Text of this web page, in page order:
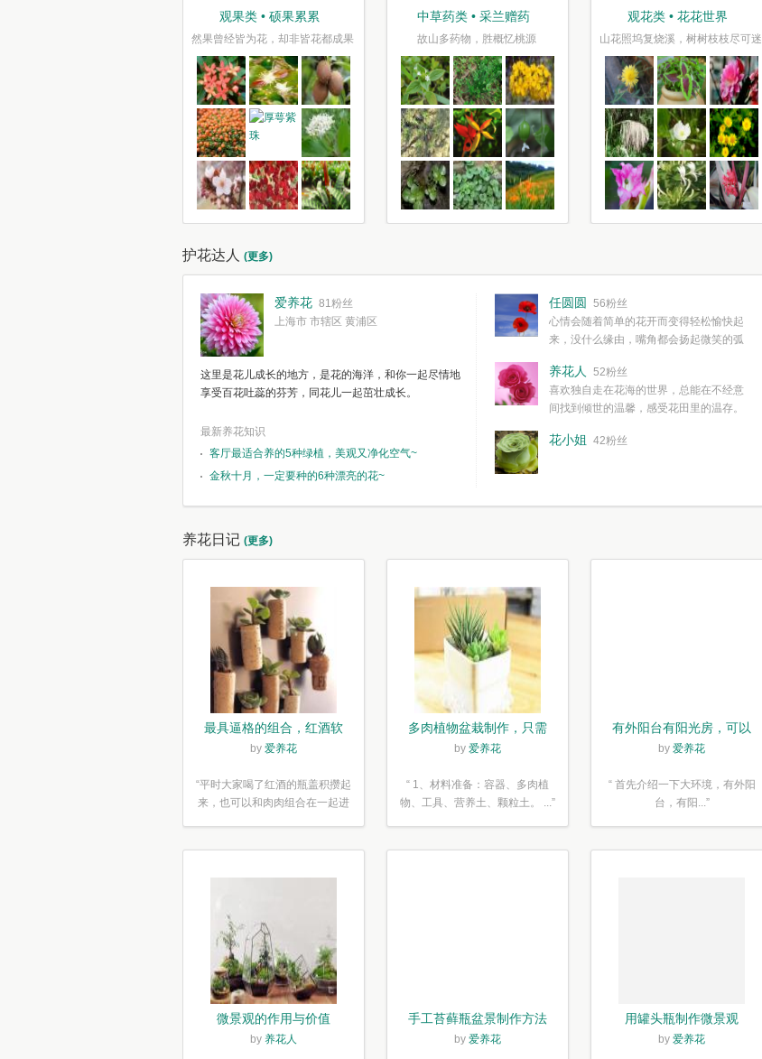
观果类 • 硕果累累
然果曾经皆为花，却非皆花都成果
中草药类 • 采兰赠药
故山多药物，胜概忆桃源
观花类 • 花花世界
山花照坞复烧溪，树树枝枝尽可迷
护花达人 (更多)
爱养花 81粉丝
上海市 市辖区 黄浦区
这里是花儿成长的地方，是花的海洋，和你一起尽情地
享受百花吐蕊的芬芳，同花儿一起茁壮成长。
最新养花知识
客厅最适合养的5种绿植，美观又净化空气~
金秋十月，一定要种的6种漂亮的花~
任圆圆
56粉丝
心情会随着简单的花开而变得轻松愉快起
来，没什么缘由，嘴角都会扬起微笑的弧
简单愉快的心情，这些都不需要想得太多，其实都是
我们自己复杂了生活和心境。
养花人
52粉丝
喜欢独自走在花海的世界，总能在不经意
间找到倾世的温馨，感受花田里的温存。
花小姐 42粉丝
养花日记 (更多)
最具逼格的组合，红酒软
木塞diy多肉植物盆栽
by 爱养花
“平时大家喝了红酒的瓶盖积攒起
来，也可以和肉肉组合在一起进
多肉植物盆栽制作，只需
简单6步
by 爱养花
“ 1、材料准备：容器、多肉植
物、工具、营养土、颗粒土。 ...”
有外阳台有阳光房，可以
露养！为了肉肉，任性又
by 爱养花
“ 首先介绍一下大环境，有外阳
台，有阳...”
微景观的作用与价值
by 养花人
手工苔藓瓶盆景制作方法
by 爱养花
用罐头瓶制作微景观
by 爱养花